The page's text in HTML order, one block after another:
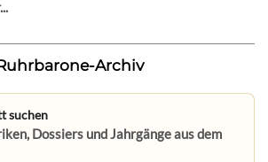
Archiv
suchen
Dossiers und Jahrgänge aus dem